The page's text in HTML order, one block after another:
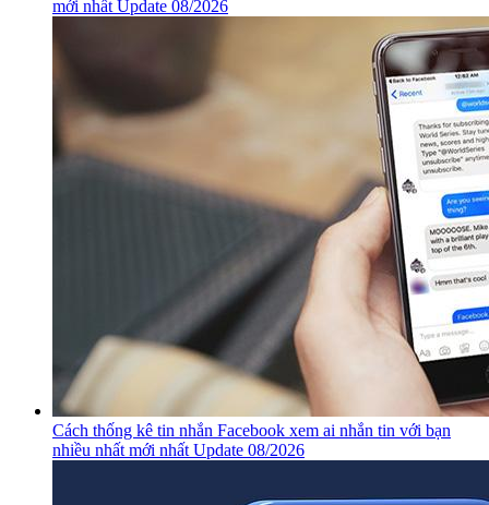
mới nhất Update 08/2026
Cách thống kê tin nhắn Facebook xem ai nhắn tin với bạn
nhiều nhất mới nhất Update 08/2026